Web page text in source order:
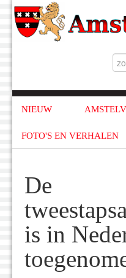
NIEUW
FOTO'S EN VERHALEN
De
is in